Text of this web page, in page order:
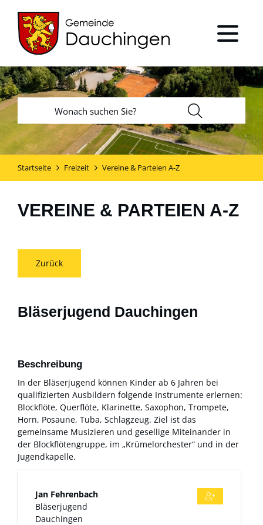
Startseite Freizeit Vereine & Parteien A-Z
VEREINE & PARTEIEN A-Z
Zurück
Bläserjugend Dauchingen
Jan Fehrenbach
Bläserjugend
Dauchingen
Beschreibung
In der Bläserjugend können Kinder ab 6 Jahren bei
qualifizierten Ausbildern folgende Instrumente erlernen:
Blockflöte, Querflöte, Klarinette, Saxophon, Trompete,
Horn, Posaune, Tuba, Schlagzeug. Ziel ist das
gemeinsame Musizieren und gesellige Miteinander in
der Blockflötengruppe, im „Krümelorchester“ und in der
Jugendkapelle.